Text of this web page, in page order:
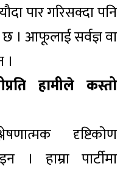
पार गरिसक्दा पनि
। आफूलाई सर्वज्ञ वा
।
हामीले कस्तो
दृष्टिकोण
। हाम्रा पार्टीमा